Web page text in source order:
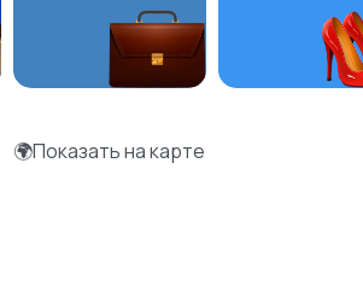
🌍Показать на карте